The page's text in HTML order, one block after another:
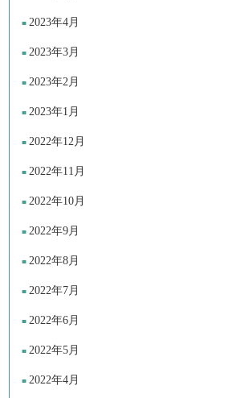
2023年4月
2023年3月
2023年2月
2023年1月
2022年12月
2022年11月
2022年10月
2022年9月
2022年8月
2022年7月
2022年6月
2022年5月
2022年4月